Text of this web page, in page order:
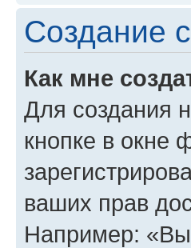
Создание
Как мне
Для создания
кнопке в окне
ваших прав
Например: «Вы